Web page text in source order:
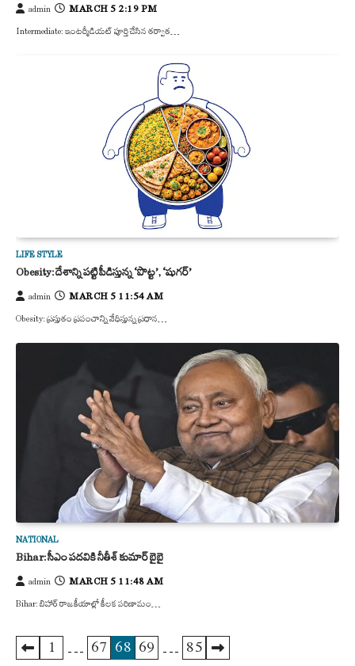
admin MARCH 5 2:19 PM
Intermediate: ఇంటర్మీడియట్ పూర్తి చేసిన తర్వాత…
LIFE STYLE
Obesity: దేశాన్ని పట్టి పీడిస్తున్న ‘పొట్ట’, ‘షుగర్’
admin MARCH 5 11:54 AM
Obesity: ప్రస్తుతం ప్రపంచాన్ని వేధిస్తున్న ప్రధాన…
NATIONAL
Bihar: సీఎం పదవికి నీతీశ్‌ కుమార్‌ బైబై
admin MARCH 5 11:48 AM
Bihar: బిహార్ రాజకీయాల్లో కీలక పరిణామం…
Posts
1 … 67 68 69 … 85